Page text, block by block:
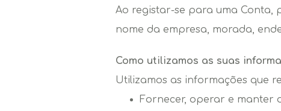
Ao registar-se para uma Conta,
nome da empresa, morada,
Como utilizamos as suas
Utilizamos as informações que
Fornecer, operar e manter